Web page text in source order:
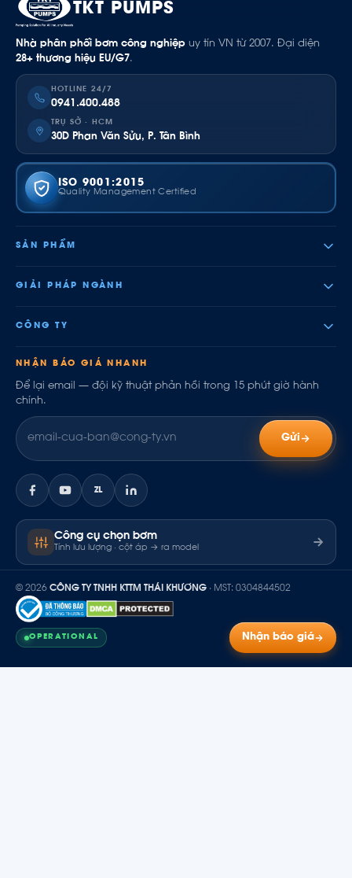
TKT PUMPS
Nhà phân phối bơm công nghiệp uy tín VN từ 2007. Đại diện
28+ thương hiệu EU/G7.
HOTLINE 24/7
0941.400.488
TRỤ SỞ · HCM
30D Phan Văn Sửu, P. Tân Bình
ISO 9001:2015
Quality Management Certified
SẢN PHẨM
GIẢI PHÁP NGÀNH
CÔNG TY
NHẬN BÁO GIÁ NHANH
Để lại email — đội kỹ thuật phản hồi trong 15 phút giờ hành
chính.
Gửi
ZL
Công cụ chọn bơm
Tính lưu lượng · cột áp → ra model
© 2026 CÔNG TY TNHH KTTM THÁI KHƯƠNG · MST: 0304844502
OPERATIONAL Nhận báo giá